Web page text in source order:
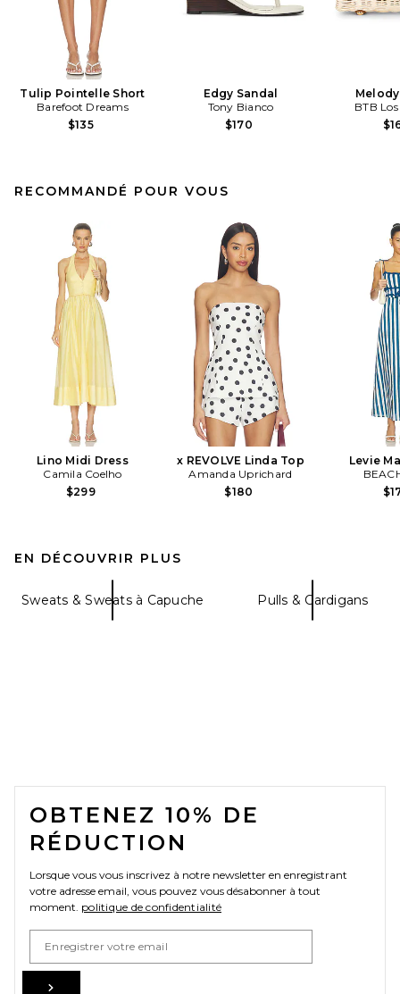
Tulip Pointelle Short
Barefoot Dreams
$135
Edgy Sandal
Tony Bianco
$170
BTB
RECOMMANDÉ POUR VOUS
Lino Midi Dress
Camila Coelho
$299
x REVOLVE Linda Top
Amanda Uprichard
$180
Levie
EN DÉCOUVRIR PLUS
Sweats & Sweats à Capuche Pulls & Cardigans
FOOTER
OBTENEZ 10% DE
RÉDUCTION
Lorsque vous vous inscrivez à notre newsletter en enregistrant
votre adresse email, vous pouvez vous désabonner à tout
moment. politique de confidentialité